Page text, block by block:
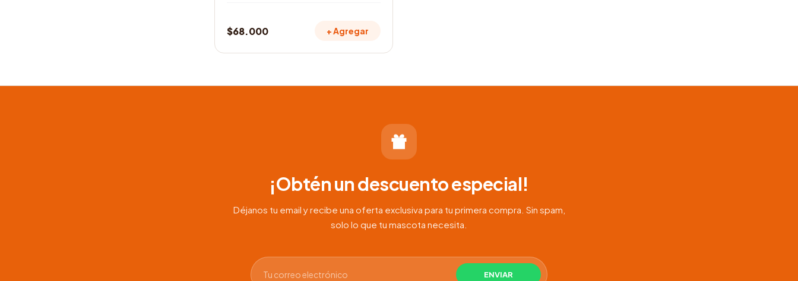
$68.000 + Agregar
¡Obtén un descuento especial!
Déjanos tu email y recibe una oferta exclusiva para tu primera compra. Sin spam,
solo lo que tu mascota necesita.